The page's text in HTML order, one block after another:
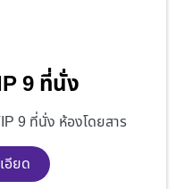
9 ที่นั่ง
9 ที่นั่ง ห้องโดยสาร
อียด